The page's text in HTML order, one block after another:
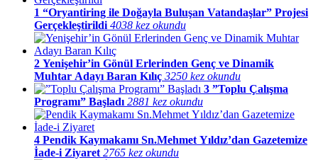
1 “Oryantiring ile Doğayla Buluşan Vatandaşlar” Projesi
Gerçekleştirildi 4038 kez okundu
2 Yenişehir’in Gönül Erlerinden Genç ve Dinamik
Muhtar Adayı Baran Kılıç 3250 kez okundu
3 ”Toplu Çalışma
Programı” Başladı 2881 kez okundu
4 Pendik Kaymakamı Sn.Mehmet Yıldız’dan Gazetemize
İade-i Ziyaret 2765 kez okundu